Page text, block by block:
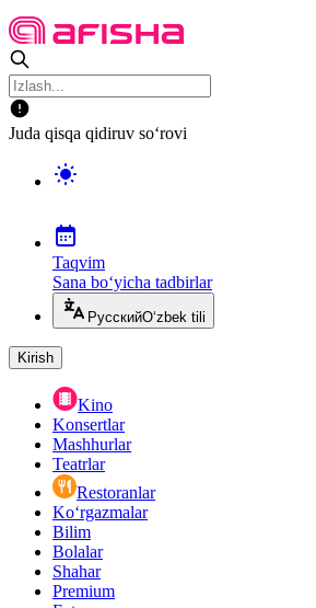
Juda qisqa qidiruv so‘rovi
Taqvim
Sana bo‘yicha tadbirlar
РусскийO‘zbek tili
Kirish
Kino
Konsertlar
Mashhurlar
Teatrlar
Restoranlar
Ko‘rgazmalar
Bilim
Bolalar
Shahar
Premium